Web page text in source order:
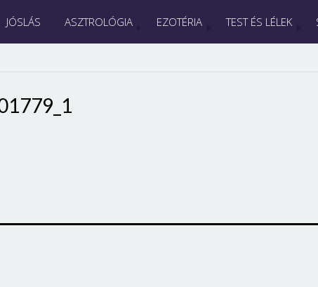
JÓSLÁS ASZTROLÓGIA EZOTÉRIA TEST ÉS LÉLEK